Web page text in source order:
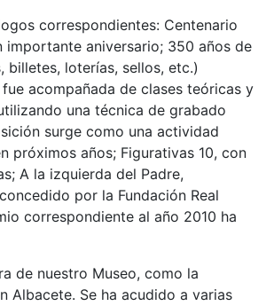
correspondientes: Centenario
aniversario; 350 años de
billetes, loterías, sellos, etc.)
acompañada de clases teóricas y
una técnica de grabado
surge como una actividad
próximos años; Figurativas 10, con
A la izquierda del Padre,
por la Fundación Real
correspondiente al año 2010 ha
de nuestro Museo, como la
Albacete. Se ha acudido a varias